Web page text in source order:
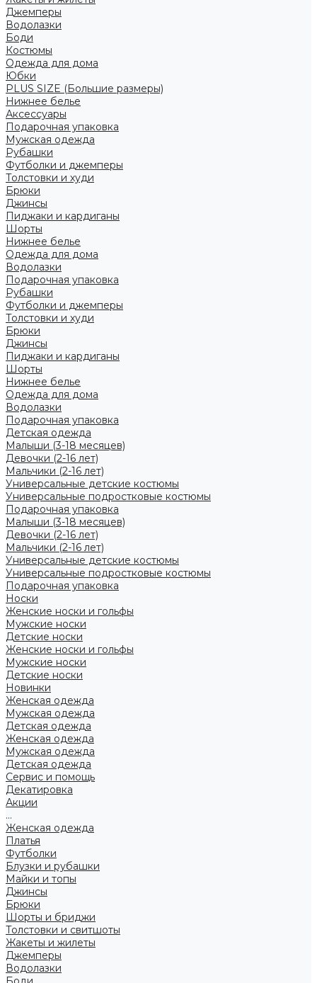
Джемперы
Водолазки
Боди
Костюмы
Одежда для дома
Юбки
PLUS SIZE (Большие размеры)
Нижнее белье
Аксессуары
Подарочная упаковка
Мужская одежда
Рубашки
Футболки и джемперы
Толстовки и худи
Брюки
Джинсы
Пиджаки и кардиганы
Шорты
Нижнее белье
Одежда для дома
Водолазки
Подарочная упаковка
Рубашки
Футболки и джемперы
Толстовки и худи
Брюки
Джинсы
Пиджаки и кардиганы
Шорты
Нижнее белье
Одежда для дома
Водолазки
Подарочная упаковка
Детская одежда
Малыши (3-18 месяцев)
Девочки (2-16 лет)
Мальчики (2-16 лет)
Универсальные детские костюмы
Универсальные подростковые костюмы
Подарочная упаковка
Малыши (3-18 месяцев)
Девочки (2-16 лет)
Мальчики (2-16 лет)
Универсальные детские костюмы
Универсальные подростковые костюмы
Подарочная упаковка
Носки
Женские носки и гольфы
Мужские носки
Детские носки
Женские носки и гольфы
Мужские носки
Детские носки
Новинки
Женская одежда
Мужская одежда
Детская одежда
Женская одежда
Мужская одежда
Детская одежда
Сервис и помощь
Декатировка
Акции
...
Женская одежда
Платья
Футболки
Блузки и рубашки
Майки и топы
Джинсы
Брюки
Шорты и бриджи
Толстовки и свитшоты
Жакеты и жилеты
Джемперы
Водолазки